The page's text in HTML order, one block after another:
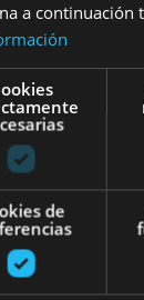
disponible para
a continuación
de